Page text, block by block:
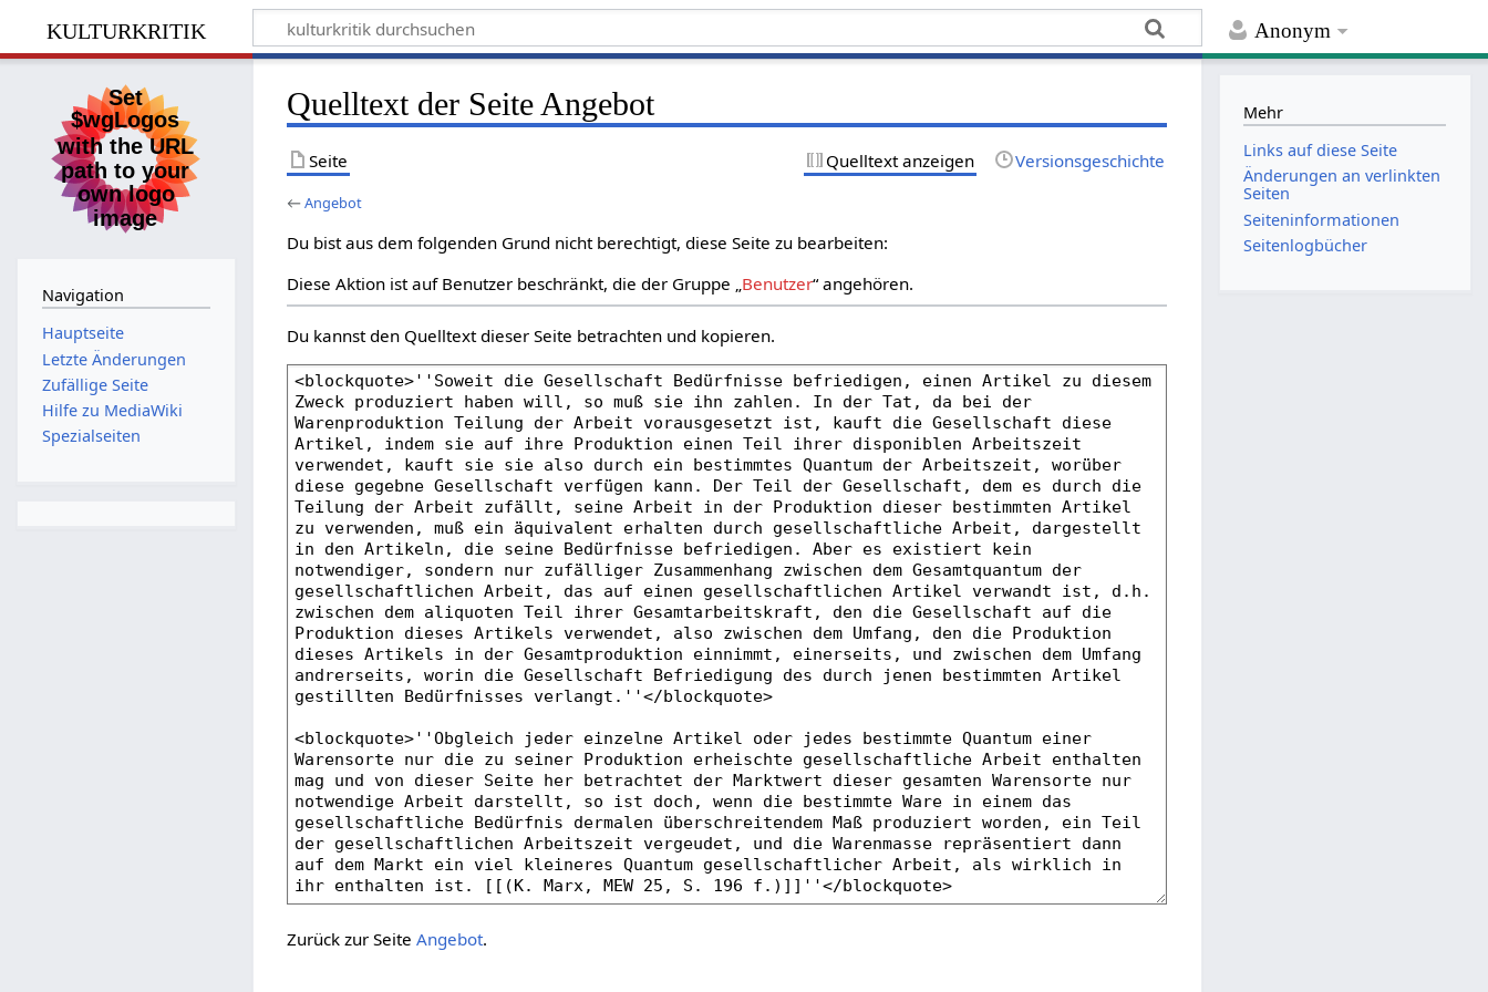
Anonym
kulturkritik
Quelltext der Seite Angebot
Seite Quelltext anzeigen Versionsgeschichte
←Angebot
Du bist aus dem folgenden Grund nicht berechtigt, diese Seite zu bearbeiten:
Diese Aktion ist auf Benutzer beschränkt, die der Gruppe „Benutzer“ angehören.
Du kannst den Quelltext dieser Seite betrachten und kopieren.
Zurück zur SeiteAngebot.
Navigation
Hauptseite
Letzte Änderungen
Zufällige Seite
Hilfe zu MediaWiki
Spezialseiten
Mehr
Links auf diese Seite
Änderungen an verlinkten
Seiten
Seiten­­informationen
Seitenlogbücher